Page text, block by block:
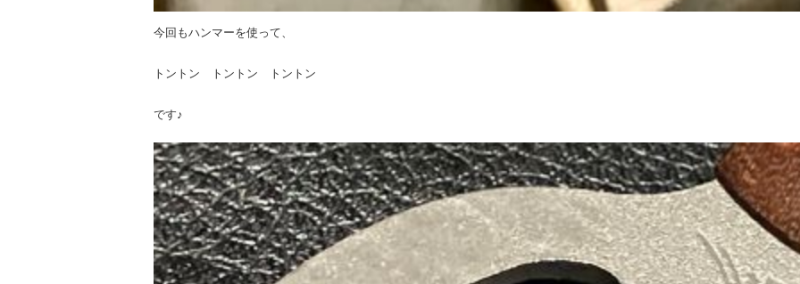
今回もハンマーを使って、
トントン トントン トントン
です♪